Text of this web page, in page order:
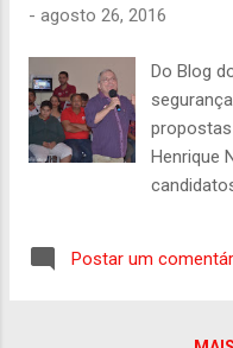
citados,
pelo
ouviu
agosto. A
nível de
- agosto 26, 2016
Do Blog
Henrique
Postar um